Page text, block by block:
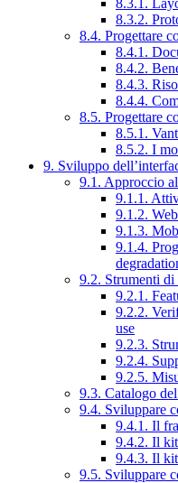
8.3.1.
8.3.2.
8.4. Progettare
8.4.1.
8.4.2.
8.4.3.
8.4.4.
8.5. Progettare
8.5.1.
8.5.2. I
9. Sviluppo
9.1. Approccio
9.1.1.
9.1.2.
9.1.3.
9.1.4.
9.2. Strumenti
9.2.1.
9.2.2.
use
9.2.3.
9.2.4.
9.2.5.
9.3. Catalogo
9.4. Sviluppare
9.4.1. Il
9.4.2. Il
9.4.3. Il
9.5. Sviluppare